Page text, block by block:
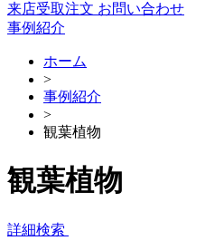
来店受取注文 お問い合わせ
事例紹介
ホーム
>
事例紹介
>
観葉植物
観葉植物
詳細検索